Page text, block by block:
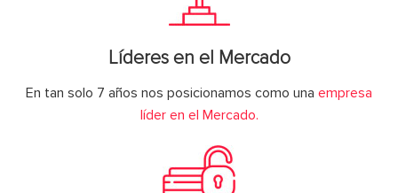
Líderes en el Mercado
En tan solo 7 años nos posicionamos como una empresa
líder en el Mercado.